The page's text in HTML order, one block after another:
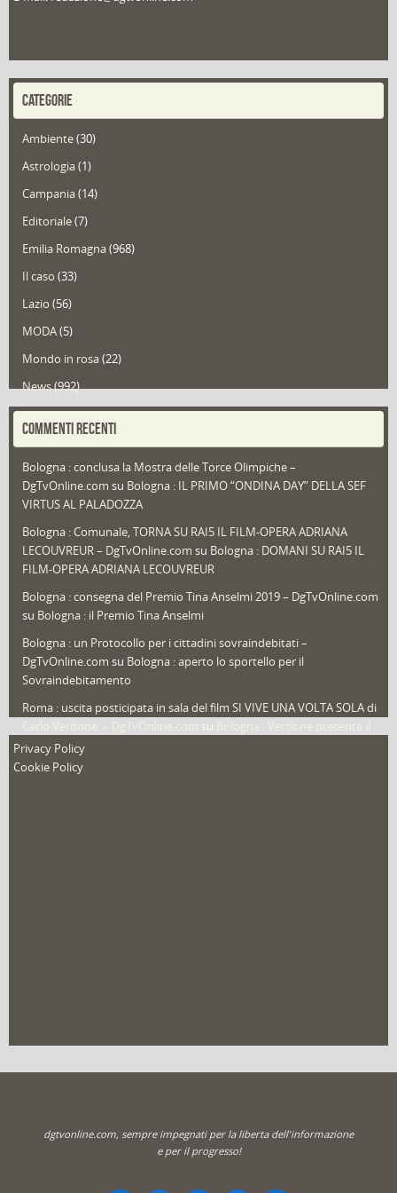
CATEGORIE
Ambiente(30)
Astrologia(1)
Campania(14)
Editoriale(7)
Emilia Romagna(968)
Il caso (33)
Lazio (56)
MODA(5)
Mondo in rosa(22)
News(992)
Portfolio(1)
Redazioni(1.049)
Speciali (22)
Sport
That's Bologna Magazine(25)
Video (archivio) (262)
COMMENTI RECENTI
Bologna : conclusa la Mostra delle Torce Olimpiche –
DgTvOnline.com su Bologna : IL PRIMO “ONDINA DAY” DELLA SEF
VIRTUS AL PALADOZZA
Bologna : Comunale, TORNA SU RAI5 IL FILM-OPERA ADRIANA
LECOUVREUR – DgTvOnline.com su Bologna : DOMANI SU RAI5 IL
FILM-OPERA ADRIANA LECOUVREUR
Bologna : consegna del Premio Tina Anselmi 2019 – DgTvOnline.com
su Bologna : il Premio Tina Anselmi
Bologna : un Protocollo per i cittadini sovraindebitati –
DgTvOnline.com su Bologna : aperto lo sportello per il
Sovraindebitamento
Roma : uscita posticipata in sala del film SI VIVE UNA VOLTA SOLA di
su
nuovo film
Privacy Policy
Cookie Policy
dgtvonline.com, sempre impegnati per la liberta dell'informazione
e per il progresso!